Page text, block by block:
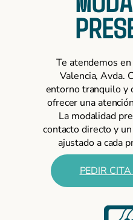
Te atendemos
Valencia, Avda.
entorno tranquilo y
ofrecer una
La modalidad
contacto directo y
ajustado a cada
PEDIR